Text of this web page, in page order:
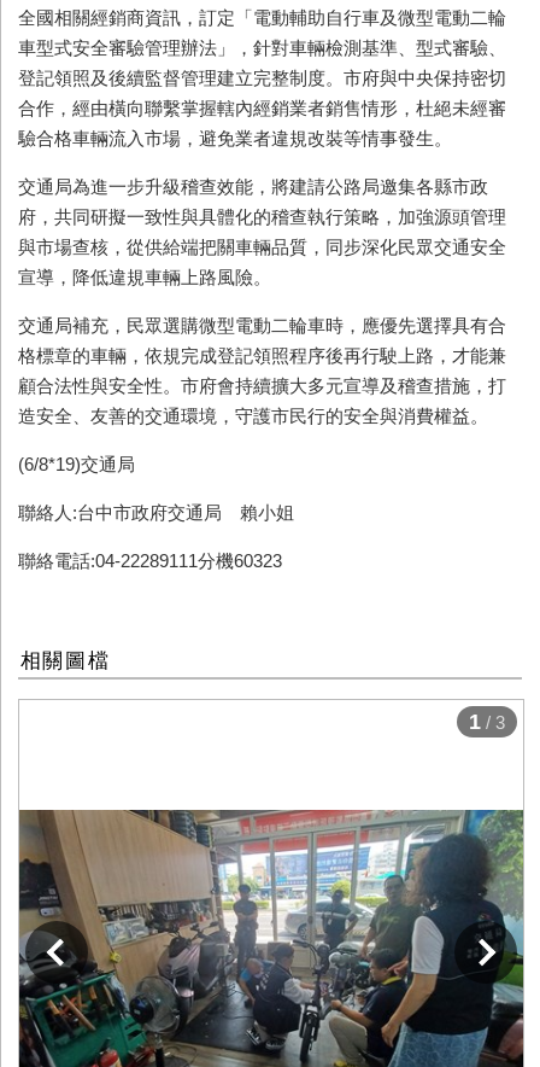
全國相關經銷商資訊，訂定「電動輔助自行車及微型電動二輪
車型式安全審驗管理辦法」，針對車輛檢測基準、型式審驗、
登記領照及後續監督管理建立完整制度。市府與中央保持密切
合作，經由橫向聯繫掌握轄內經銷業者銷售情形，杜絕未經審
驗合格車輛流入市場，避免業者違規改裝等情事發生。
交通局為進一步升級稽查效能，將建請公路局邀集各縣市政
府，共同研擬一致性與具體化的稽查執行策略，加強源頭管理
與市場查核，從供給端把關車輛品質，同步深化民眾交通安全
宣導，降低違規車輛上路風險。
交通局補充，民眾選購微型電動二輪車時，應優先選擇具有合
格標章的車輛，依規完成登記領照程序後再行駛上路，才能兼
顧合法性與安全性。市府會持續擴大多元宣導及稽查措施，打
造安全、友善的交通環境，守護市民行的安全與消費權益。
(6/8*19)交通局
聯絡人:台中市政府交通局 賴小姐
聯絡電話:04-22289111分機60323
相關圖檔
下一張
1 / 3